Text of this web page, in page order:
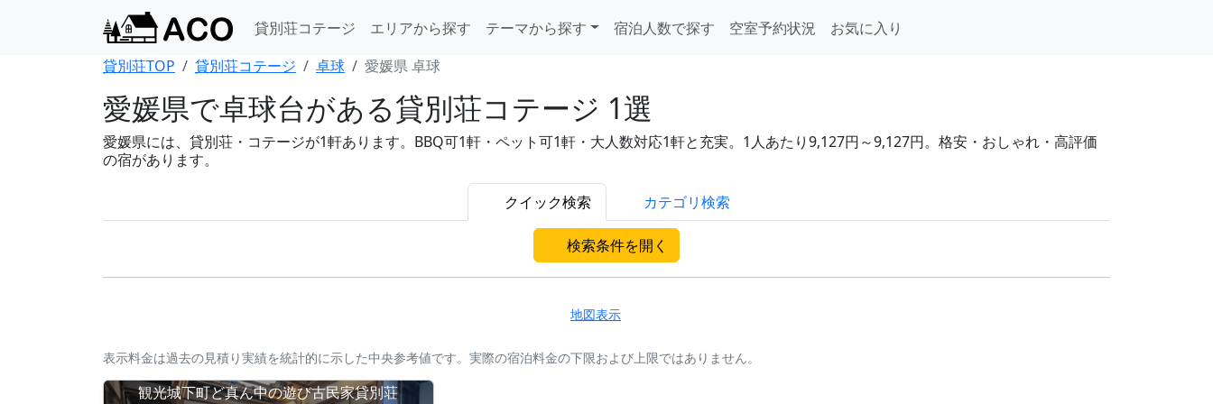
貸別荘コテージ エリアから探す テーマから探す 宿泊人数で探す 空室予約状況
お気に入り
貸別荘TOP
貸別荘コテージ 卓球 愛媛県 卓球
愛媛県で卓球台がある貸別荘コテージ 1選
愛媛県には、貸別荘・コテージが1軒あります。BBQ可1軒・ペット可1軒・大人数対応1軒と充実。1人あたり9,127円～9,127円。格安・おしゃれ・高評価
の宿があります。
クイック検索 カテゴリ検索
検索条件を開く
地図表示
表示料金は過去の見積り実績を統計的に示した中央参考値です。実際の宿泊料金の下限および上限ではありません。
観光城下町ど真ん中の遊び古民家貸別荘